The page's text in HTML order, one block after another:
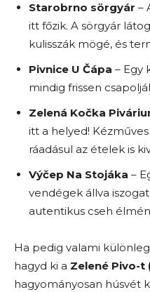
Starobrno sörgyár –
itt főzik. A sörgyár
kulisszák mögé, és
Pivnice U Čápa – Egy
mindig frissen
Zelená Kočka
itt a helyed!
ráadásul az ételek is
Výčep Na Stojáka –
vendégek állva
autentikus cseh
Ha pedig valami
hagyd ki a Zelené Pivo-t
hagyományosan húsvét